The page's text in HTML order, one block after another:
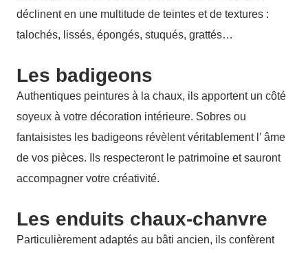
déclinent en une multitude de teintes et de textures :
talochés, lissés, épongés, stuqués, grattés…
Les badigeons
Authentiques peintures à la chaux, ils apportent un côté
soyeux à votre décoration intérieure. Sobres ou
fantaisistes les badigeons révèlent véritablement l’ âme
de vos pièces. Ils respecteront le patrimoine et sauront
accompagner votre créativité.
Les enduits chaux-chanvre
Particulièrement adaptés au bâti ancien, ils confèrent